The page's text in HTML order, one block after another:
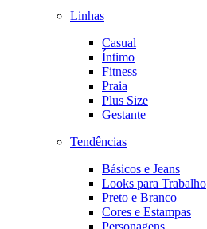
Linhas
Casual
Íntimo
Fitness
Praia
Plus Size
Gestante
Tendências
Básicos e Jeans
Looks para Trabalho
Preto e Branco
Cores e Estampas